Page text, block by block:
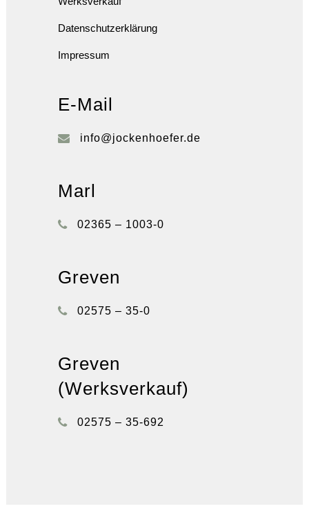
Datenschutzerklärung
Impressum
E-Mail
info@jockenhoefer.de
Marl
02365 – 1003-0
Greven
02575 – 35-0
Greven
(Werksverkauf)
02575 – 35-692